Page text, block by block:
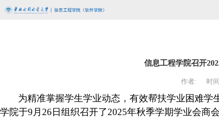
信息工程学院召开
作者: 时
为精准掌握学生学业动态，有效帮扶学业困难
学院于9月26日组织召开了2025年秋季学期学业会商